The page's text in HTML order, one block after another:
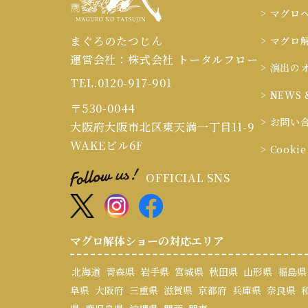
まぐろのたつじん
運営会社：株式会社 トータルフロー
TEL.0120-917-901
〒530-0044
大阪府大阪市北区東天満一丁目11-9
WAKEビル6F
OFFICIAL SNS
> マグロ
> マグロ
> 演出の
> NEWS
> お問い
> Cookie
マグロ解体ショーの対応エリア
北海道 青森県 岩手県 宮城県 秋田県 山形県 福島県
阜県 大阪府 三重県 滋賀県 京都府 兵庫県 奈良県